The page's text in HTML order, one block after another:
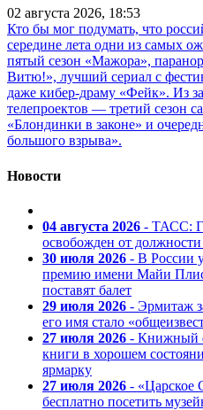
02 августа 2026, 18:53
Кто бы мог подумать, что
середине лета одни из самых
пятый сезон «Мажора»,
Витю!», лучший сериал с
даже кибер-драму «Фейк». Из
телепроектов — третий сезон
«Блондинки в законе» и
большого взрыва».
Новости
04 августа 2026 - ТАСС:
освобожден от
30 июля 2026 - В России
премию имени Майи
поставят балет
29 июля 2026 - Эрмитаж
его имя стало
27 июля 2026 - Книжный
книги в хорошем
ярмарку
27 июля 2026 - «Царское
бесплатно посетить